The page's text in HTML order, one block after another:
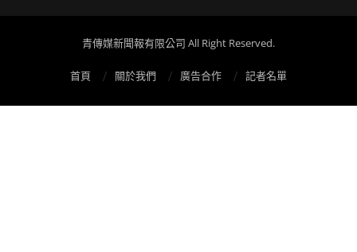
青傳媒新聞報有限公司 All Right Reserved.
首頁 關於我們 廣告合作 記者名單